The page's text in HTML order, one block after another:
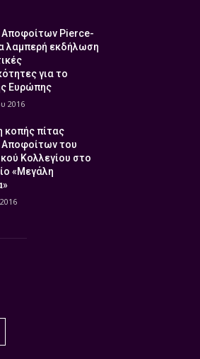
Αποφοίτων Pierce-
λαμπερή εκδήλωση
για το
Ευρώπης
2016
κοπής πίτας
Αποφοίτων του
Κολλεγίου στο
«Μεγάλη